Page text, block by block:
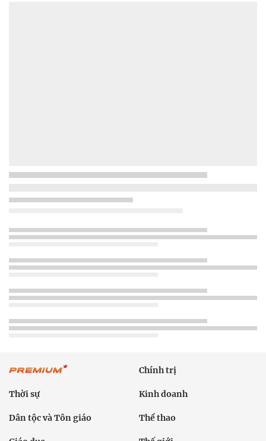
Chính trị
Thời sự Kinh doanh
Dân tộc và Tôn giáo Thể thao